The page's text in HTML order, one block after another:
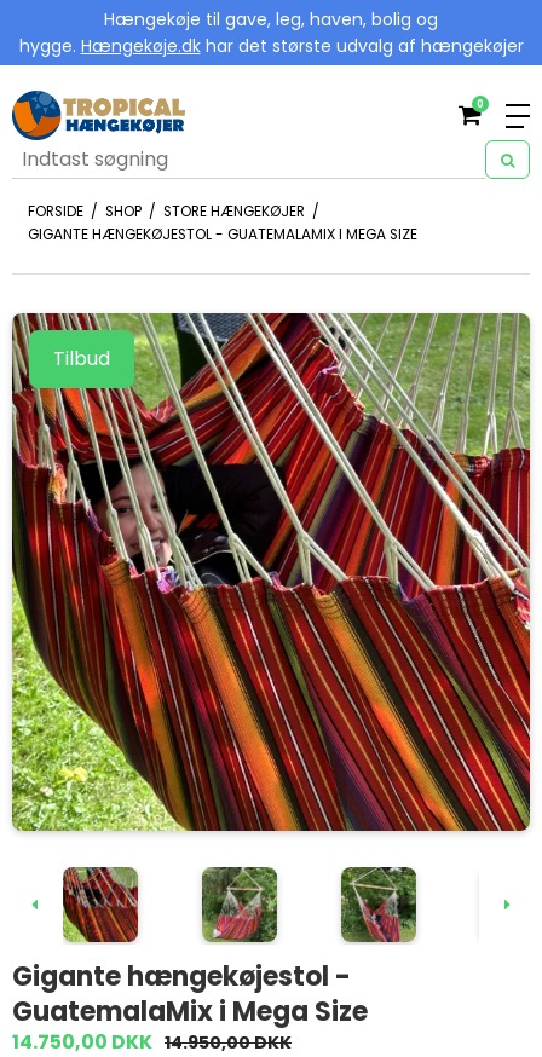
Hængekøje til gave, leg, haven, bolig og
hygge. Hængekøje.dkhar det største udvalg af hængekøjer
0
FORSIDE / SHOP / STORE HÆNGEKØJER /
GIGANTE HÆNGEKØJESTOL - GUATEMALAMIX I MEGA SIZE
Tilbud
Gigante hængekøjestol -
GuatemalaMix i Mega Size
14.750,00 DKK 14.950,00 DKK